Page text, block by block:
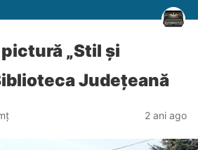
„Stil și
Județeană
2 ani ago